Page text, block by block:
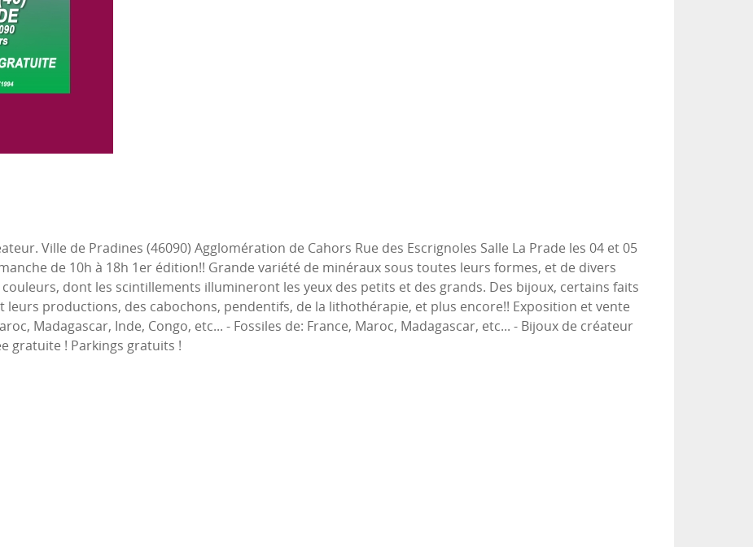
Ville de Pradines (46090) Agglomération de Cahors Rue des Escrignoles Salle La Prade les 04 et 05
de 10h à 18h 1er édition!! Grande variété de minéraux sous toutes leurs formes, et de divers
dont les scintillements illumineront les yeux des petits et des grands. Des bijoux, certains faits
productions, des cabochons, pendentifs, de la lithothérapie, et plus encore!! Exposition et vente
Madagascar, Inde, Congo, etc... - Fossiles de: France, Maroc, Madagascar, etc... - Bijoux de créateur
gratuite ! Parkings gratuits !